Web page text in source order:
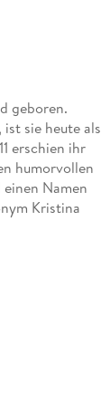
geboren.
sie heute als
erschien ihr
humorvollen
Namen
Kristina